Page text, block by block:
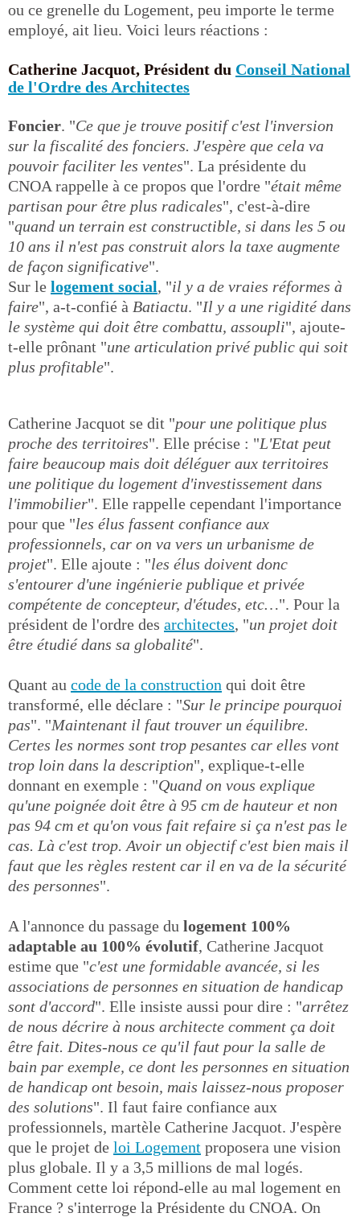
ou ce grenelle du Logement, peu importe le terme
employé, ait lieu. Voici leurs réactions :
Catherine Jacquot, Président du Conseil National
de l'Ordre des Architectes
Foncier. "Ce que je trouve positif c'est l'inversion
sur la fiscalité des fonciers. J'espère que cela va
pouvoir faciliter les ventes". La présidente du
CNOA rappelle à ce propos que l'ordre "était même
partisan pour être plus radicales", c'est-à-dire
"quand un terrain est constructible, si dans les 5 ou
10 ans il n'est pas construit alors la taxe augmente
de façon significative".
Sur le logement social, "il y a de vraies réformes à
faire", a-t-confié à Batiactu. "Il y a une rigidité dans
le système qui doit être combattu, assoupli", ajoute-
t-elle prônant "une articulation privé public qui soit
plus profitable".
Catherine Jacquot se dit "pour une politique plus
proche des territoires". Elle précise : "L'Etat peut
faire beaucoup mais doit déléguer aux territoires
une politique du logement d'investissement dans
l'immobilier". Elle rappelle cependant l'importance
pour que "les élus fassent confiance aux
professionnels, car on va vers un urbanisme de
projet". Elle ajoute : "les élus doivent donc
s'entourer d'une ingénierie publique et privée
compétente de concepteur, d'études, etc…". Pour la
président de l'ordre des architectes, "un projet doit
être étudié dans sa globalité".
Quant au code de la construction qui doit être
transformé, elle déclare : "Sur le principe pourquoi
pas". "Maintenant il faut trouver un équilibre.
Certes les normes sont trop pesantes car elles vont
trop loin dans la description", explique-t-elle
donnant en exemple : "Quand on vous explique
qu'une poignée doit être à 95 cm de hauteur et non
pas 94 cm et qu'on vous fait refaire si ça n'est pas le
cas. Là c'est trop. Avoir un objectif c'est bien mais il
faut que les règles restent car il en va de la sécurité
des personnes".
A l'annonce du passage du logement 100%
adaptable au 100% évolutif, Catherine Jacquot
estime que "c'est une formidable avancée, si les
associations de personnes en situation de handicap
sont d'accord". Elle insiste aussi pour dire : "arrêtez
de nous décrire à nous architecte comment ça doit
être fait. Dites-nous ce qu'il faut pour la salle de
bain par exemple, ce dont les personnes en situation
de handicap ont besoin, mais laissez-nous proposer
des solutions". Il faut faire confiance aux
professionnels, martèle Catherine Jacquot. J'espère
que le projet de loi Logement proposera une vision
plus globale. Il y a 3,5 millions de mal logés.
Comment cette loi répond-elle au mal logement en
France ? s'interroge la Présidente du CNOA. On